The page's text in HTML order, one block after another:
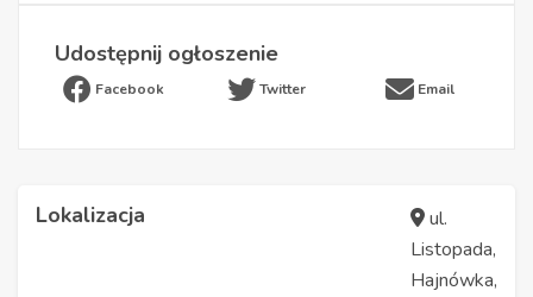
Udostępnij ogłoszenie
Facebook Twitter Email
Lokalizacja
ul.
Listopada,
Hajnówka,